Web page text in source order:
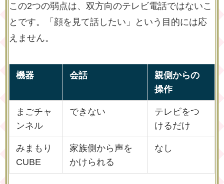
この2つの弱点は、双方向のテレビ電話ではないこ
とです。「顔を見て話したい」という目的には応
えません。
機器 会話
親側からの
操作
まごチャ
ンネル
できない
テレビをつ
けるだけ
みまもり
CUBE
家族側から声を
かけられる
なし